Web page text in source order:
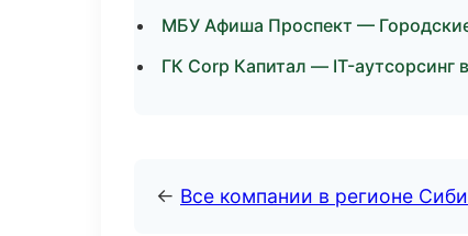
МБУ Афиша Проспект —
ГК Corp Капитал — IT-аутсорсинг
← Все компании в регионе